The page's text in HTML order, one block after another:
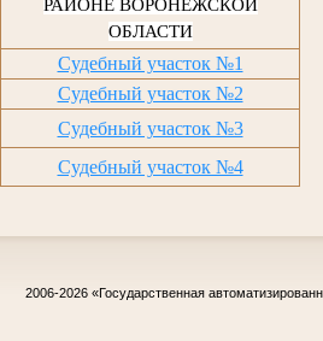
РАЙОНЕ ВОРОНЕЖСКОЙ
ОБЛАСТИ
Судебный участок №1
Судебный участок №2
Судебный участок №3
Судебный участок №4
2006-2026 «Государственная